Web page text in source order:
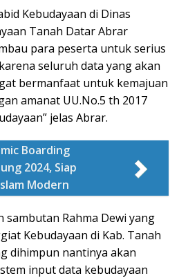
Kebudayaan di Dinas
Tanah Datar Abrar
para peserta untuk serius
seluruh data yang akan
bermanfaat untuk kemajuan
amanat UU.No.5 th 2017
jelas Abrar.
Boarding
2024, Siap
Modern
Rahma Dewi yang
Kebudayaan di Kab. Tanah
dihimpun nantinya akan
input data kebudayaan